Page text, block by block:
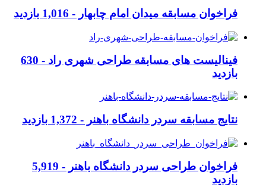
فراخوان مسابقه میدان امام چابهار - 1,016 بازدید
فینالیست های مسابقه طراحی شهری راد - 630
بازدید
نتایج مسابقه سردر دانشگاه باهنر - 1,372 بازدید
فراخوان طراحی سردر دانشگاه باهنر - 5,919
بازدید